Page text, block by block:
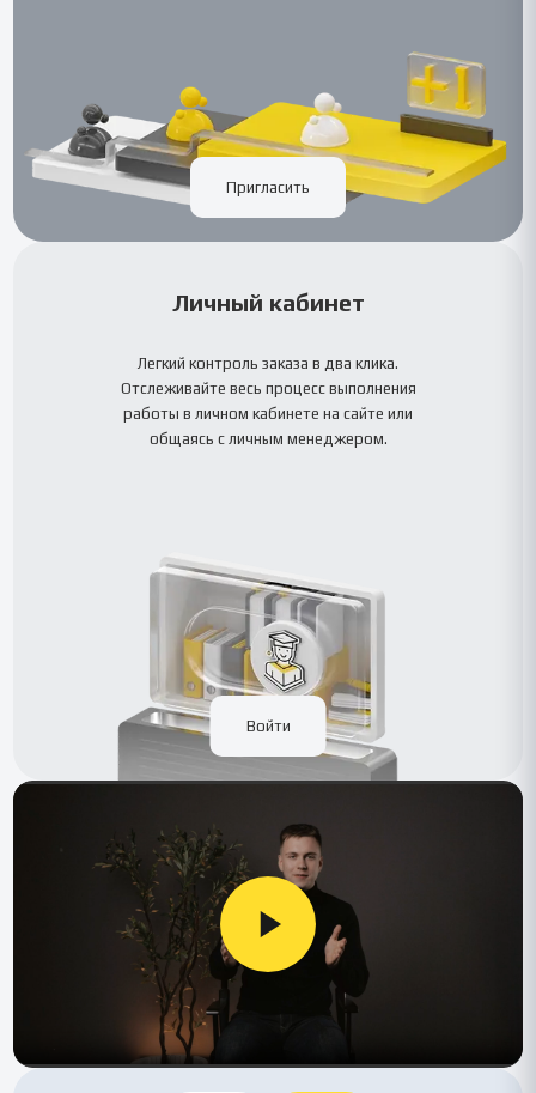
Пригласить
Личный кабинет
Легкий контроль заказа в два клика.
Отслеживайте весь процесс выполнения
работы в личном кабинете на сайте или
общаясь с личным менеджером.
Войти